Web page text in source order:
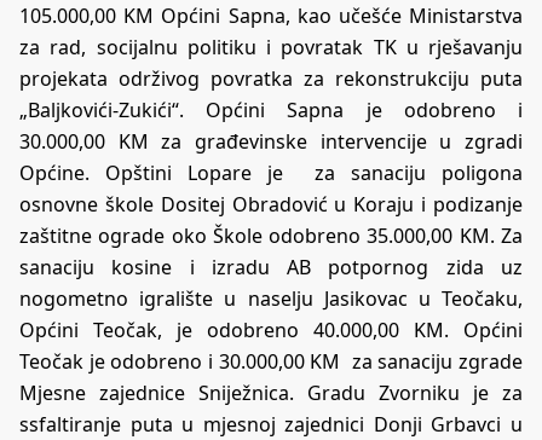
105.000,00 KM Općini Sapna, kao učešće Ministarstva
za rad, socijalnu politiku i povratak TK u rješavanju
projekata održivog povratka za rekonstrukciju puta
„Baljkovići-Zukići“. Općini Sapna je odobreno i
30.000,00 KM za građevinske intervencije u zgradi
Općine. Opštini Lopare je za sanaciju poligona
osnovne škole Dositej Obradović u Koraju i podizanje
zaštitne ograde oko Škole odobreno 35.000,00 KM. Za
sanaciju kosine i izradu AB potpornog zida uz
nogometno igralište u naselju Jasikovac u Teočaku,
Općini Teočak, je odobreno 40.000,00 KM. Općini
Teočak je odobreno i 30.000,00 KM za sanaciju zgrade
Mjesne zajednice Sniježnica. Gradu Zvorniku je za
ssfaltiranje puta u mjesnoj zajednici Donji Grbavci u